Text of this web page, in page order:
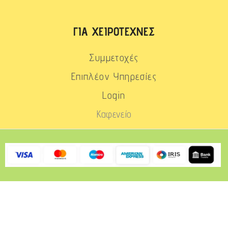
ΓΙΑ ΧΕΙΡΟΤΈΧΝΕΣ
Συμμετοχές
Επιπλέον Υπηρεσίες
Login
Καφενείο